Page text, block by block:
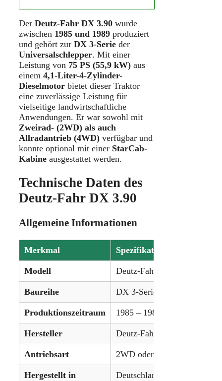
Der Deutz-Fahr DX 3.90 wurde
zwischen 1985 und 1989 produziert
und gehört zur DX 3-Serie der
Universalschlepper. Mit einer
Leistung von 75 PS (55,9 kW) aus
einem 4,1-Liter-4-Zylinder-
Dieselmotor bietet dieser Traktor
eine zuverlässige Leistung für
vielseitige landwirtschaftliche
Anwendungen. Er war sowohl mit
Zweirad- (2WD) als auch
Allradantrieb (4WD) verfügbar und
konnte optional mit einer StarCab-
Kabine ausgestattet werden.
Technische Daten des
Deutz-Fahr DX 3.90
Allgemeine Informationen
Merkmal Spezifikation
Modell Deutz-Fahr DX 3.90
Baureihe DX 3-Serie
Produktionszeitraum 1985 – 1989
Hersteller Deutz-Fahr
Antriebsart 2WD oder 4WD
Hergestellt in Deutschland